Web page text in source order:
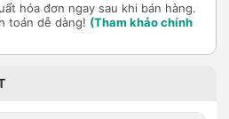
hóa đơn ngay sau khi bán hàng.
toán dễ dàng! (Tham khảo chính